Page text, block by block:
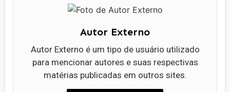
Autor Externo
Autor Externo é um tipo de usuário utilizado
para mencionar autores e suas respectivas
matérias publicadas em outros sites.